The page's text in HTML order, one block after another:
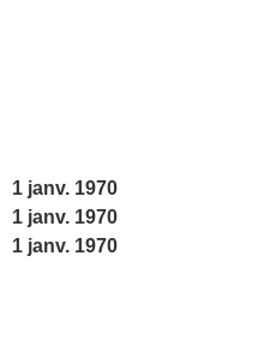
1 janv. 1970
1 janv. 1970
1 janv. 1970